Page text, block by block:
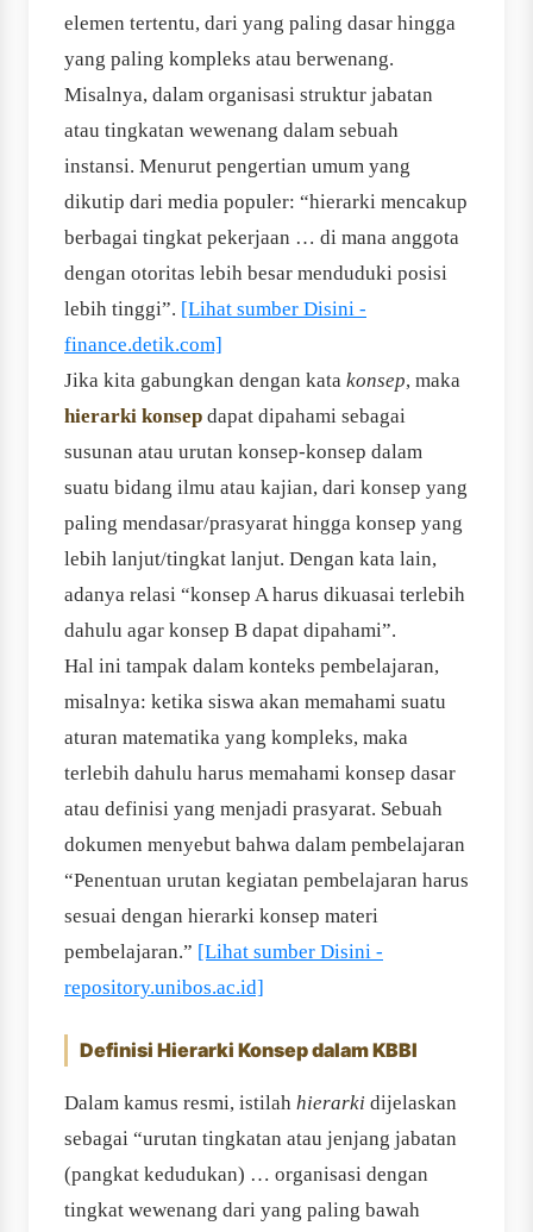
elemen tertentu, dari yang paling dasar hingga
yang paling kompleks atau berwenang.
Misalnya, dalam organisasi struktur jabatan
atau tingkatan wewenang dalam sebuah
instansi. Menurut pengertian umum yang
dikutip dari media populer: “hierarki mencakup
berbagai tingkat pekerjaan … di mana anggota
dengan otoritas lebih besar menduduki posisi
lebih tinggi”. [Lihat sumber Disini -
finance.detik.com]
Jika kita gabungkan dengan kata konsep, maka
hierarki konsep dapat dipahami sebagai
susunan atau urutan konsep-konsep dalam
suatu bidang ilmu atau kajian, dari konsep yang
paling mendasar/prasyarat hingga konsep yang
lebih lanjut/tingkat lanjut. Dengan kata lain,
adanya relasi “konsep A harus dikuasai terlebih
dahulu agar konsep B dapat dipahami”.
Hal ini tampak dalam konteks pembelajaran,
misalnya: ketika siswa akan memahami suatu
aturan matematika yang kompleks, maka
terlebih dahulu harus memahami konsep dasar
atau definisi yang menjadi prasyarat. Sebuah
dokumen menyebut bahwa dalam pembelajaran
“Penentuan urutan kegiatan pembelajaran harus
sesuai dengan hierarki konsep materi
pembelajaran.” [Lihat sumber Disini -
repository.unibos.ac.id]
Definisi Hierarki Konsep dalam KBBI
Dalam kamus resmi, istilah hierarki dijelaskan
sebagai “urutan tingkatan atau jenjang jabatan
(pangkat kedudukan) … organisasi dengan
tingkat wewenang dari yang paling bawah